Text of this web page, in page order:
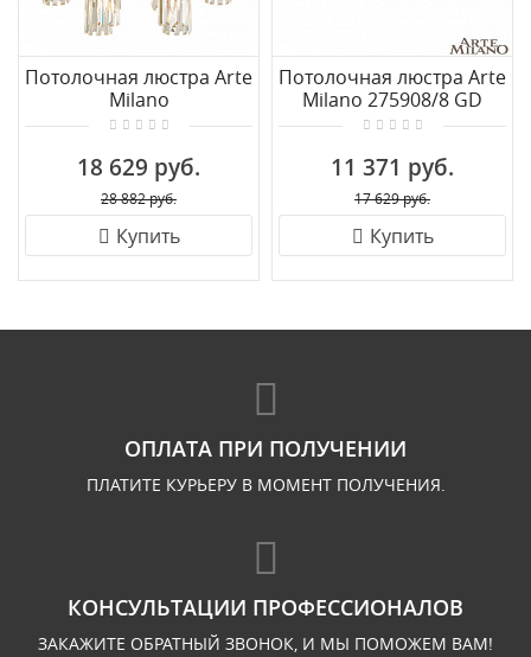
Потолочная люстра Arte
Milano
2328B.D650.H550.E14.8 G
18 629 руб.
28 882 руб.
Купить
Потолочная люстра Arte
Milano 275908/8 GD
11 371 руб.
17 629 руб.
Купить
ОПЛАТА ПРИ ПОЛУЧЕНИИ
ПЛАТИТЕ КУРЬЕРУ В МОМЕНТ ПОЛУЧЕНИЯ.
КОНСУЛЬТАЦИИ ПРОФЕССИОНАЛОВ
ЗАКАЖИТЕ ОБРАТНЫЙ ЗВОНОК, И МЫ ПОМОЖЕМ ВАМ!